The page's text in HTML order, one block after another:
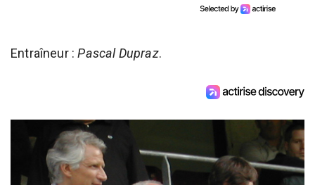
Entraîneur :Pascal Dupraz.